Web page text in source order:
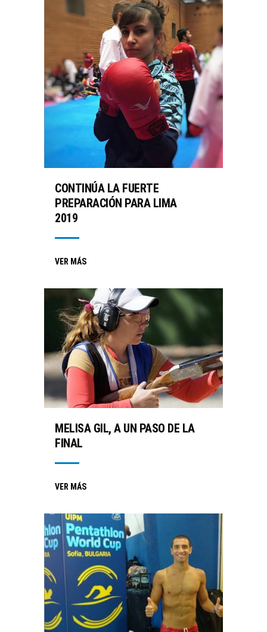
CONTINÚA LA FUERTE
PREPARACIÓN PARA LIMA
2019
VER MÁS
MELISA GIL, A UN PASO DE LA
FINAL
VER MÁS